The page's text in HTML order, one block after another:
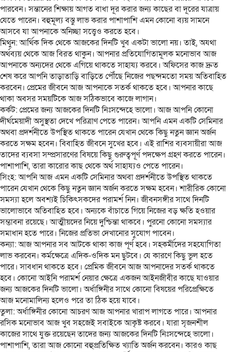
পারবেন। সন্তানের শিক্ষায় আগত বাধা দূর করার জন্য কাছের বা দূরের যাত্রায়
যেতে পারেন। বহুমূল্য বস্তু লাভ করার পাশাপাশি এমন কোনো ব্যয় সামনে
আসবে যা আপনাকে অনিচ্ছা সত্ত্বেও করতে হবে।
মিথুন: আর্থিক দিক থেকে আজকের দিনটি খুব একটা ভালো নয়। তাই, অযথা
অর্থব্যয় থেকে আজ বিরত থাকুন। আপনার প্রতিযোগিতামূলক মনোভাব আজ
আপনাকে অন্যদের থেকে এগিয়ে থাকতে সাহায্য করবে। অফিসের কাজ দ্রুত
শেষ করে আপনি তাড়াতাড়ি বাড়িতে পৌঁছে নিজের পছন্দমতো সময় অতিবাহিত
করবেন। প্রেমের জীবনে আজ আপনাকে সতর্ক থাকতে হবে। আপনার কাছে
থাকা অবসর সময়টিকে আজ সঠিকভাবে কাজে লাগান।
কর্কট: প্রেমের জন্য আজকের দিনটি নিঃসন্দেহে ভালো। আজ আপনি কোনো
দীর্ঘমেয়াদী অসুস্থতা দেখে পরিত্রাণ পেতে পারেন। আপনি এমন একটি সেমিনার
অথবা প্রদর্শনীতে উপস্থিত থাকতে পারেন যেখান থেকে কিছু নতুন জ্ঞান অর্জন
করতে সক্ষম হবেন। বিবাহিত জীবনে সুখের হবে। এই রাশির ব্যবসায়ীরা আজ
তাদের ব্যবসা সম্প্রসারণের বিষয়ে কিছু গুরুত্বপূর্ণ পদক্ষেপ গ্রহণ করতে পারেন।
পাশাপাশি, তারা কারোর কাছ থেকে অর্থ সাহায্যও পেতে পারেন।
সিংহ: আপনি আজ এমন একটি সেমিনার অথবা প্রদর্শনীতে উপস্থিত থাকতে
পারেন যেখান থেকে কিছু নতুন জ্ঞান অর্জন করতে সক্ষম হবেন। শারীরিক কোনো
সমস্যা হলে অবশ্যই চিকিৎসকদের পরামর্শ নিন। জীবনসঙ্গীর সাথে দিনটি
ভালোভাবে অতিবাহিত হবে। অন্যকে বাঁচাতে গিয়ে নিজের বড় ক্ষতি হওয়ার
সম্ভাবনা রয়েছে। আত্মীয়দের নিয়ে দুশ্চিন্তা থাকবে। পুরনো কোনো সমস্যার
সমাধান হতে পারে। নিজের প্রতিভা দেখানোর সুযোগ পাবেন।
কন্যা: আজ আপনার সব আটকে থাকা কাজ পূর্ণ হবে। সহকর্মীদের সহযোগিতা
লাভ করবেন। কর্মক্ষেত্রে এদিক-ওদিক মন ছুটবে। যে কারণে কিছু ভুল হতে
পারে। সাবধান থাকতে হবে। প্রেমিক জীবনে আজ আপনাদের সতর্ক থাকতে
হবে। কোনো আইনি পরামর্শ নেয়ার ক্ষেত্রে একজন আইনজীবীর কাছে যাওয়ার
জন্য আজকের দিনটি ভালো। অর্ধাঙ্গিনীর সাথে কোনো বিষয়ের পরিপ্রেক্ষিতে
আজ মনোমালিন্য হলেও পরে তা ঠিক হয়ে যাবে।
তুলা: অর্ধাঙ্গিনীর কোনো আচরণ আজ আপনার খারাপ লাগতে পারে। আপনার
রসিক মনোভাব আজ খুব সহজেই সবাইকে আকৃষ্ট করবে। যারা সৃজনশীল
কাজের সাথে যুক্ত রয়েছেন তাদের জন্য আজকের দিনটি নিঃসন্দেহে ভালো।
পাশাপাশি, তারা আজ কোনো বহুপ্রতিক্ষিত খ্যাতি অর্জন করবেন। কারও কাছ